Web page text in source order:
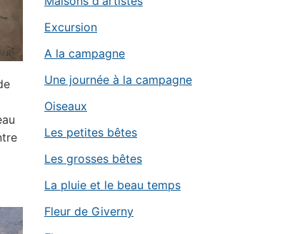
Excursion
A la campagne
Une journée à la campagne
Oiseaux
Les petites bêtes
Les grosses bêtes
La pluie et le beau temps
Fleur de Giverny